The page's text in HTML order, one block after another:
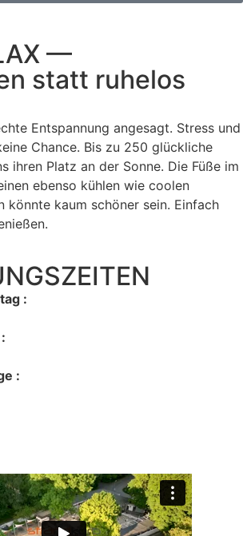
—
statt ruhelos
Entspannung angesagt. Stress und
Chance. Bis zu 250 glückliche
ihren Platz an der Sonne. Die Füße im
ebenso kühlen wie coolen
könnte kaum schöner sein. Einfach
:
: